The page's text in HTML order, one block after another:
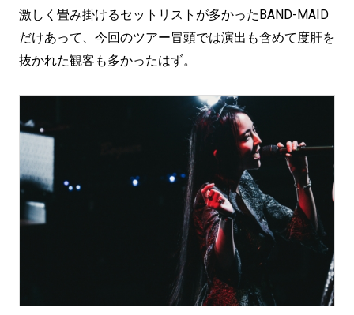
激しく畳み掛けるセットリストが多かったBAND-MAID
だけあって、今回のツアー冒頭では演出も含めて度肝を
抜かれた観客も多かったはず。